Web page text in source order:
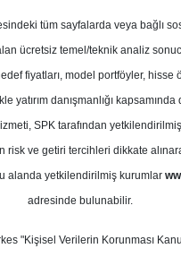
ARCLK- ARÇELİK A.Ş.
Hedef Fiyat 180.50 ₺
%84.37
0 2
tüm sayfalarda veya bağlı
ücretsiz temel/teknik analiz
fiyatları, model portföyler, hisse
yatırım danışmanlığı kapsamında
SPK tarafından
risk ve getiri tercihleri dikkate
alanda yetkilendirilmiş kurumlar
adresinde bulunabilir.
"Kişisel Verilerin Korunması